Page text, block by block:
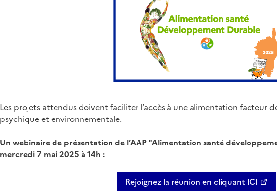
Les projets attendus doivent faciliter l’accès à une alimentation facteur
psychique et environnementale.
Un webinaire de présentation de l’AAP "Alimentation santé
mercredi 7 mai 2025 à 14h :
Rejoignez la réunion en cliquant ICI